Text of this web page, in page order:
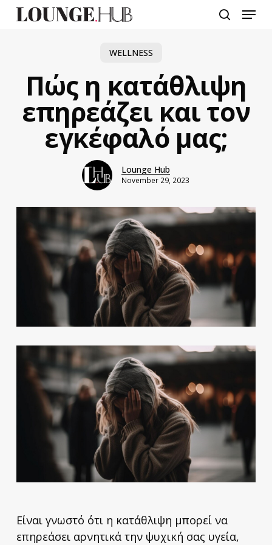
Menu
WELLNESS
Πώς η κατάθλιψη
επηρεάζει και τον
εγκέφαλό μας;
Lounge Hub
November 29, 2023
Είναι γνωστό ότι η κατάθλιψη μπορεί να
επηρεάσει αρνητικά την ψυχική σας υγεία,